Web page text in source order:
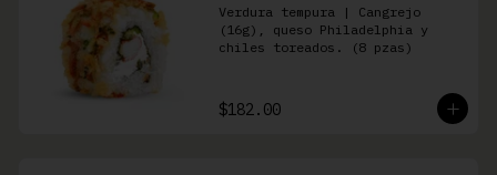
Verdura tempura | Cangrejo
(16g), queso Philadelphia y
chiles toreados. (8 pzas)
$182.00